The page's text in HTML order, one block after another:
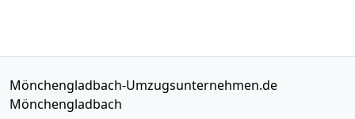
Mönchengladbach-Umzugsunternehmen.de
Mönchengladbach